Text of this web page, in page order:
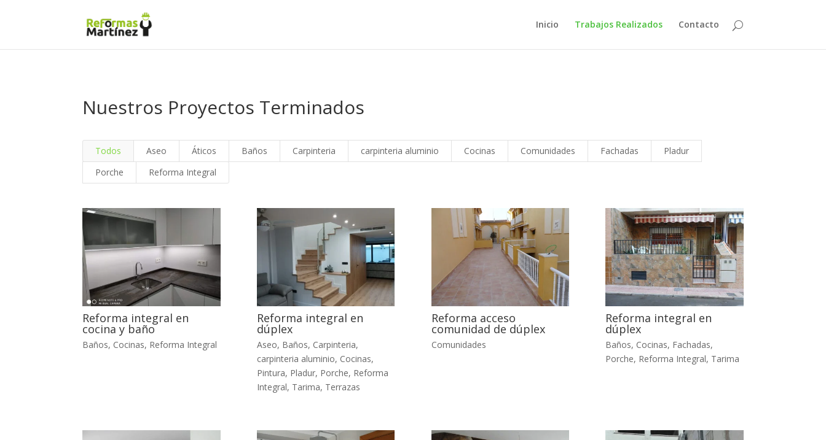
Inicio Trabajos Realizados Contacto
Nuestros Proyectos Terminados
Todos Aseo Áticos Baños Carpinteria carpinteria aluminio Cocinas Comunidades Fachadas
Pladur
Porche
Reforma Integral
Reforma integral en
cocina y baño
Baños, Cocinas, Reforma Integral
Reforma integral en
dúplex
Aseo, Baños, Carpinteria,
carpinteria aluminio, Cocinas,
Pintura, Pladur, Porche, Reforma
Integral, Tarima, Terrazas
Reforma acceso
comunidad de dúplex
Comunidades
Reforma integral en
dúplex
Baños, Cocinas, Fachadas,
Porche, Reforma Integral, Tarima